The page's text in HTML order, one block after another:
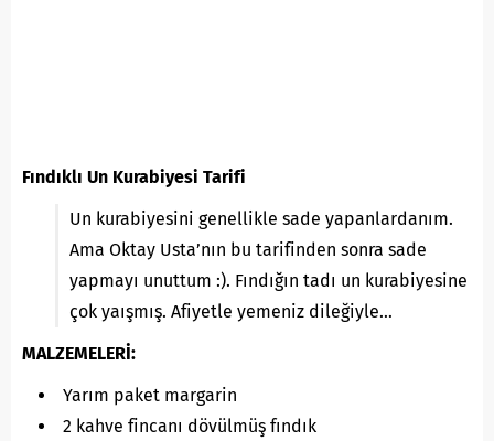
Fındıklı Un Kurabiyesi Tarifi
Un kurabiyesini genellikle sade yapanlardanım.
Ama Oktay Usta’nın bu tarifinden sonra sade
yapmayı unuttum :). Fındığın tadı un kurabiyesine
çok yaışmış. Afiyetle yemeniz dileğiyle…
MALZEMELERİ:
Yarım paket margarin
2 kahve fincanı dövülmüş fındık